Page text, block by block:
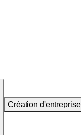
Création d'entreprise